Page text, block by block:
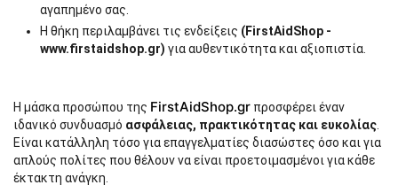
αγαπημένο σας.
Η θήκη περιλαμβάνει τις ενδείξεις (FirstAidShop -
www.firstaidshop.gr) για αυθεντικότητα και αξιοπιστία.
Η μάσκα προσώπου της FirstAidShop.gr προσφέρει έναν
ιδανικό συνδυασμό ασφάλειας, πρακτικότητας και ευκολίας
Είναι κατάλληλη τόσο για επαγγελματίες διασώστες όσο και για
απλούς πολίτες που θέλουν να είναι προετοιμασμένοι για κάθε
έκτακτη ανάγκη.